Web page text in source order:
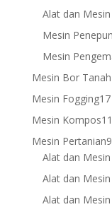
Alat dan
Mesin
Mesin
Mesin Bor Tanah
Mesin Fogging17
Mesin Kompos11
Mesin Pertanian
Alat dan
Alat dan
Alat dan